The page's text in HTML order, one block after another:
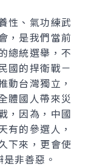
、氣功練武
，是我們當前
總統選舉，不
國的捍衛戰－
動台灣獨立，
體國人帶來災
，因為，中國
有的參選人，
下來，更會使
非善惡。